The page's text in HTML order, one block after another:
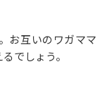
お互いのワガママ
でしょう。